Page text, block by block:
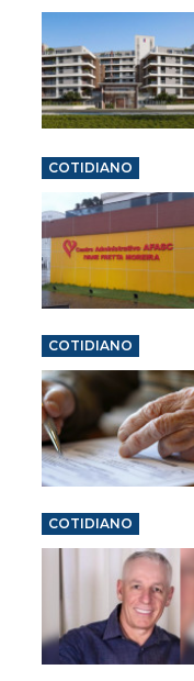
COTIDIANO
COTIDIANO
COTIDIANO